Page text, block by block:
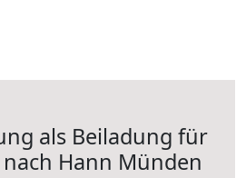
als Beiladung für
Hann Münden